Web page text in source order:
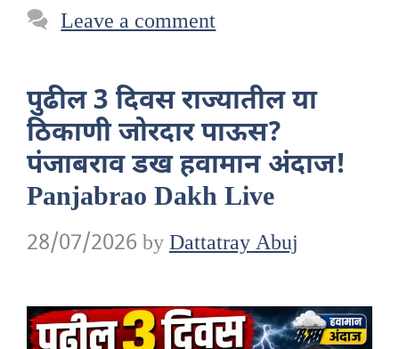
Leave a comment
पुढील 3 दिवस राज्यातील या
ठिकाणी जोरदार पाऊस?
पंजाबराव डख हवामान अंदाज!
Panjabrao Dakh Live
28/07/2026 byDattatray Abuj